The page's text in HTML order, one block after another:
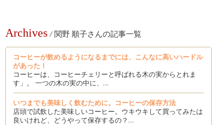
Archives / 関野 順子さんの記事一覧
コーヒーが飲めるようになるまでには、こんなに高いハードル
があった！
コーヒーは、コーヒーチェリーと呼ばれる木の実からとれま
す」。 一つの木の実の中に、…
いつまでも美味しく飲むために。コーヒーの保存方法
店頭で試飲した美味しいコーヒー。ウキウキして買ってみたは
良いけれど、どうやって保存するの？…